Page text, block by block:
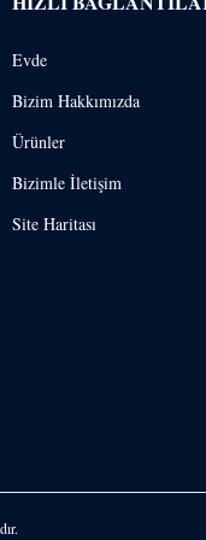
Evde
Bizim Hakkımızda
Ürünler
Bizimle İletişim
Site Haritası